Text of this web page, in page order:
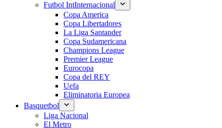
Futbol IntInternacional
Copa America
Copa Libertadores
La Liga Santander
Copa Sudamericana
Champions League
Premier League
Eurocopa
Copa del REY
Uefa
Eliminatoria Europea
Basquetbol
Liga Nacional
El Metro